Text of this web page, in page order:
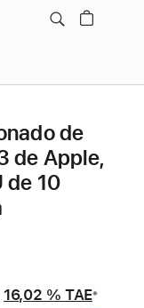
de
de Apple,
de 10
16,02 %TAE※